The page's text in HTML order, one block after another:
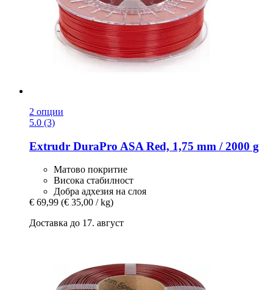
2 опции
5.0 (3)
Extrudr DuraPro ASA Red, 1,75 mm / 2000 g
Матово покритие
Висока стабилност
Добра адхезия на слоя
€ 69,99 (€ 35,00 / kg)
Доставка до 17. август